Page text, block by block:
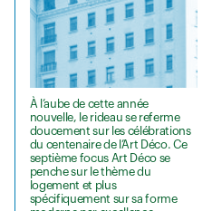
À l’aube de cette année
nouvelle, le rideau se referme
doucement sur les célébrations
du centenaire de l’Art Déco. Ce
septième focus Art Déco se
penche sur le thème du
logement et plus
spécifiquement sur sa forme